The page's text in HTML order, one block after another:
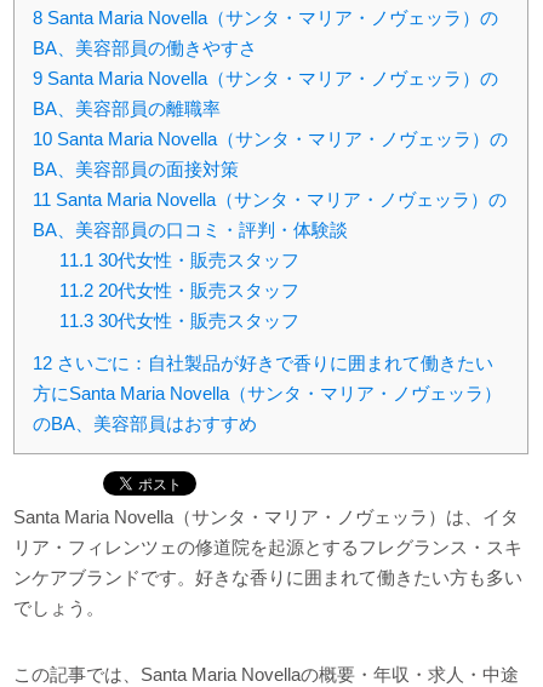
8 Santa Maria Novella（サンタ・マリア・ノヴェッラ）の
BA、美容部員の働きやすさ
9 Santa Maria Novella（サンタ・マリア・ノヴェッラ）の
BA、美容部員の離職率
10 Santa Maria Novella（サンタ・マリア・ノヴェッラ）の
BA、美容部員の面接対策
11 Santa Maria Novella（サンタ・マリア・ノヴェッラ）の
BA、美容部員の口コミ・評判・体験談
11.1 30代女性・販売スタッフ
11.2 20代女性・販売スタッフ
11.3 30代女性・販売スタッフ
12 さいごに：自社製品が好きで香りに囲まれて働きたい
方にSanta Maria Novella（サンタ・マリア・ノヴェッラ）
のBA、美容部員はおすすめ
Santa Maria Novella（サンタ・マリア・ノヴェッラ）は、イタ
リア・フィレンツェの修道院を起源とするフレグランス・スキ
ンケアブランドです。好きな香りに囲まれて働きたい方も多い
でしょう。
この記事では、Santa Maria Novellaの概要・年収・求人・中途